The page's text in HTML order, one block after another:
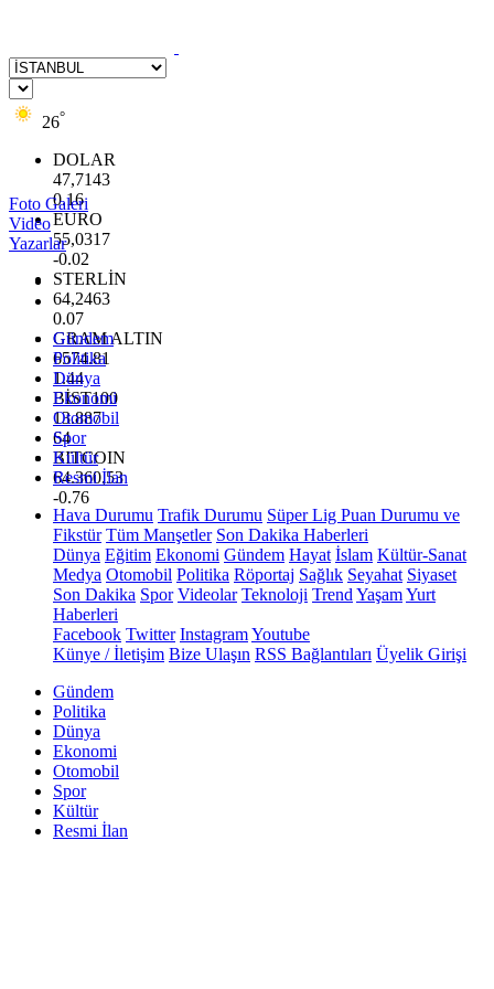
26°
DOLAR
47,7143
0.16
EURO
55,0317
-0.02
STERLİN
64,2463
0.07
GRAM ALTIN
6574.81
1.44
BİST100
13.887
64
BITCOIN
64.360,53
-0.76
Foto Galeri
Video
Yazarlar
Gündem
Politika
Dünya
Ekonomi
Otomobil
Spor
Kültür
Resmi İlan
Hava Durumu Trafik Durumu Süper Lig Puan Durumu ve
Fikstür Tüm Manşetler Son Dakika Haberleri
Dünya Eğitim Ekonomi Gündem Hayat İslam Kültür-Sanat
Medya Otomobil Politika Röportaj Sağlık Seyahat Siyaset
Son Dakika Spor Videolar Teknoloji Trend YaşamYurt
Haberleri
Facebook Twitter InstagramYoutube
Künye / İletişim Bize Ulaşın RSS Bağlantıları Üyelik Girişi
Gündem
Politika
Dünya
Ekonomi
Otomobil
Spor
Kültür
Resmi İlan